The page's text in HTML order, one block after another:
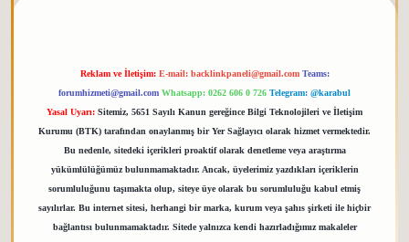
Reklam ve İletişim: E-mail: backlinkpaneli@gmail.com Teams:
forumhizmeti@gmail.com Whatsapp: 0262 606 0 726 Telegram: @karabul
Yasal Uyarı: Sitemiz, 5651 Sayılı Kanun gereğince Bilgi Teknolojileri ve İletişim
Kurumu (BTK) tarafından onaylanmış bir Yer Sağlayıcı olarak hizmet vermektedir.
Bu nedenle, sitedeki içerikleri proaktif olarak denetleme veya araştırma
yükümlülüğümüz bulunmamaktadır. Ancak, üyelerimiz yazdıkları içeriklerin
sorumluluğunu taşımakta olup, siteye üye olarak bu sorumluluğu kabul etmiş
sayılırlar. Bu internet sitesi, herhangi bir marka, kurum veya şahıs şirketi ile hiçbir
bağlantısı bulunmamaktadır. Sitede yalnızca kendi hazırladığımız makaleler